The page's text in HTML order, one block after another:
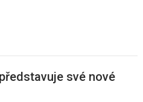
své nové